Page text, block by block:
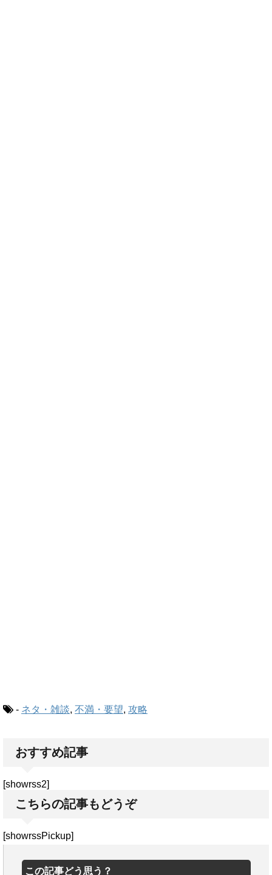
- ネタ・雑談, 不満・要望, 攻略
おすすめ記事
[showrss2]
こちらの記事もどうぞ
[showrssPickup]
この記事どう思う？